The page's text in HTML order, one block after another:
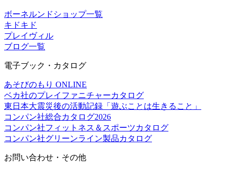
ボーネルンドショップ一覧
キドキド
プレイヴィル
ブログ一覧
電子ブック・カタログ
あそびのもり ONLINE
ベカ社のプレイファニチャーカタログ
東日本大震災後の活動記録「遊ぶことは生きること」
コンパン社総合カタログ2026
コンパン社フィットネス＆スポーツカタログ
コンパン社グリーンライン製品カタログ
お問い合わせ・その他